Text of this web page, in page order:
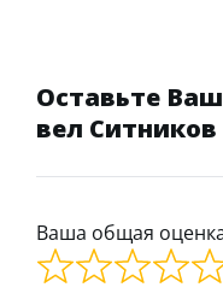
Оставьте
вел Ситников
Ваша общая